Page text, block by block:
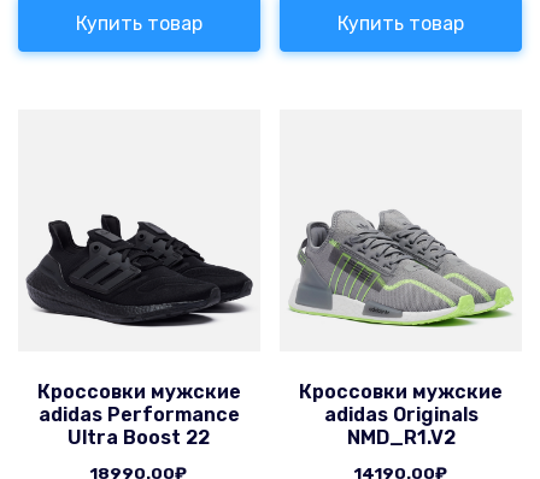
Купить товар Купить товар
Кроссовки мужские
adidas Performance
Ultra Boost 22
18990.00₽
Кроссовки мужские
adidas Originals
NMD_R1.V2
14190.00₽